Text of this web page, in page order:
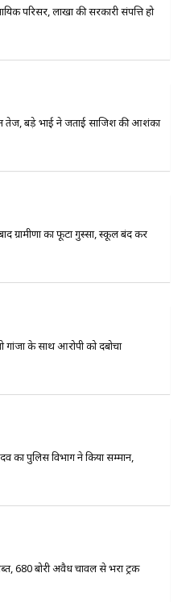
परिसर, लाखों की सरकारी संपत्ति हो
तेज, बड़े भाई ने जताई साजिश की आशंका
ग्रामीणों का फूटा गुस्सा, स्कूल बंद कर
के साथ आरोपी को दबोचा
का पुलिस विभाग ने किया सम्मान,
680 बोरी अवैध चावल से भरा ट्रक